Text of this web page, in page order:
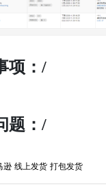
项：/
题：/
逊 线上发货 打包发货